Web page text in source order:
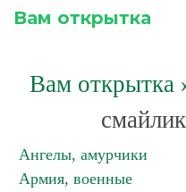
Вам открытка
Вам открытка
Ангелы, амурчики
Армия, военные